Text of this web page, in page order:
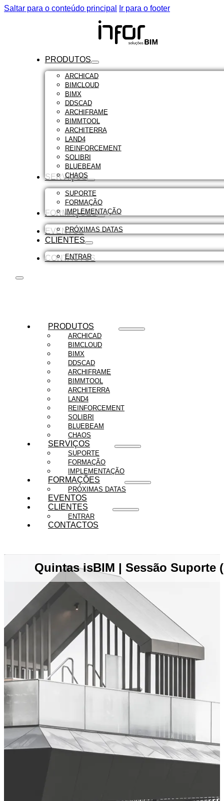
Saltar para o conteúdo principal Ir para o footer
PRODUTOS
ARCHICAD
BIMCLOUD
BIMX
DDSCAD
ARCHIFRAME
BIMMTOOL
ARCHITERRA
LAND4
REINFORCEMENT
SOLIBRI
BLUEBEAM
CHAOS
SERVIÇOS
SUPORTE
FORMAÇÃO
IMPLEMENTAÇÃO
FORMAÇÕES
PRÓXIMAS DATAS
EVENTOS
CLIENTES
ENTRAR
CONTACTOS
PRODUTOS
ARCHICAD
BIMCLOUD
BIMX
DDSCAD
ARCHIFRAME
BIMMTOOL
ARCHITERRA
LAND4
REINFORCEMENT
SOLIBRI
BLUEBEAM
CHAOS
SERVIÇOS
SUPORTE
FORMAÇÃO
IMPLEMENTAÇÃO
FORMAÇÕES
PRÓXIMAS DATAS
EVENTOS
CLIENTES
ENTRAR
CONTACTOS
Quintas isBIM | Sessão Suporte